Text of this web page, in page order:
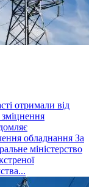
отримали від
обладнання За
міністерство